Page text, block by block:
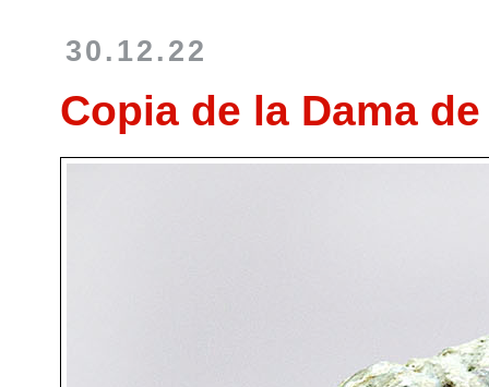
30.12.22
Copia de la Dama